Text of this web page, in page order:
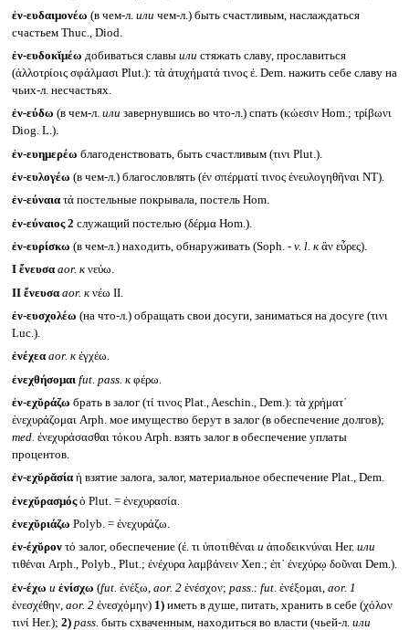
ἐν-ευδαιμονέω (в чем-л. или чем-л.) быть счастливым, наслаждаться
счастьем Thuc., Diod.
ἐν-ευδοκῐμέω добиваться славы или стяжать славу, прославиться
(ἀλλοτρίοις σφάλμασι Plut.): τὰ ἀτυχήματά τινος ἐ. Dem. нажить себе славу на
чьих-л. несчастьях.
ἐν-εύδω (в чем-л. или завернувшись во что-л.) спать (κώεσιν Hom.; τρίβωνι
Diog. L.).
ἐν-ευημερέω благоденствовать, быть счастливым (τινι Plut.).
ἐν-ευλογέω (в чем-л.) благословлять (ἐν σπέρματί τινος ἐνευλογηθῆναι NT).
ἐν-εύναια τά постельные покрывала, постель Hom.
ἐν-εύναιος 2 служащий постелью (δέρμα Hom.).
ἐν-ευρίσκω (в чем-л.) находить, обнаруживать (Soph. - v. l. кἂν εὖρες).
I ἔνευσα aor. кνεύω.
II ἔνευσα aor. кνέω II.
ἐν-ευσχολέω (на что-л.) обращать свои досуги, заниматься на досуге (τινι
Luc.).
ἐνέχεα aor. кἐγχέω.
ἐνεχθήσομαι fut. pass. кφέρω.
ἐν-εχῠράζω брать в залог (τί τινος Plat., Aeschin., Dem.): τὰ χρήματ᾽
ἐνεχυράζομαι Arph. мое имущество берут в залог (в обеспечение долгов);
med. ἐνεχυράσασθαι τόκου Arph. взять залог в обеспечение уплаты
процентов.
ἐν-εχῠρᾰσία ἡ взятие залога, залог, материальное обеспечение Plat., Dem.
ἐνεχῠρασμόςὁ Plut. = ἐνεχυρασία.
ἐνεχῠριάζω Polyb. = ἐνεχυράζω.
ἐν-έχῠρον τό залог, обеспечение (ἐ. τι ὑποτιθέναι и ἀποδεικνύναι Her. или
τιθέναι Arph., Polyb., Plut.; ἐνέχυρα λαμβάνειν Xen.; ἐπ᾽ ἐνεχύρῳ δοῦναι Dem.).
ἐν-έχω и ἐνίσχω (fut. ἐνέξω, aor. 2ἐνέσχον; pass. : fut. ἐνέξομαι, aor. 1
ἐνεσχέθην, aor. 2ἐνεσχόμην) 1)иметь в душе, питать, хранить в себе (χόλον
τινί Her.); 2) pass. быть схваченным, находиться во власти (чьей-л. или